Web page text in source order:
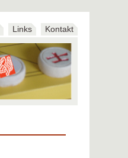
Links Kontakt